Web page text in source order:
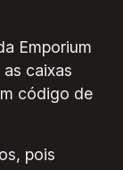
Emporium
caixas
código de
pois